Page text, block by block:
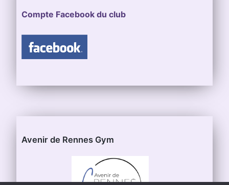
Compte Facebook du club
Avenir de Rennes Gym